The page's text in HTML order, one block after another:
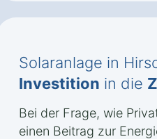
Solaranlage in
Investition in die
Bei der Frage, wie
einen Beitrag zur